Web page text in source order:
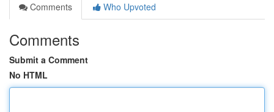
Comments
Who Upvoted
Comments
Submit a Comment
No HTML